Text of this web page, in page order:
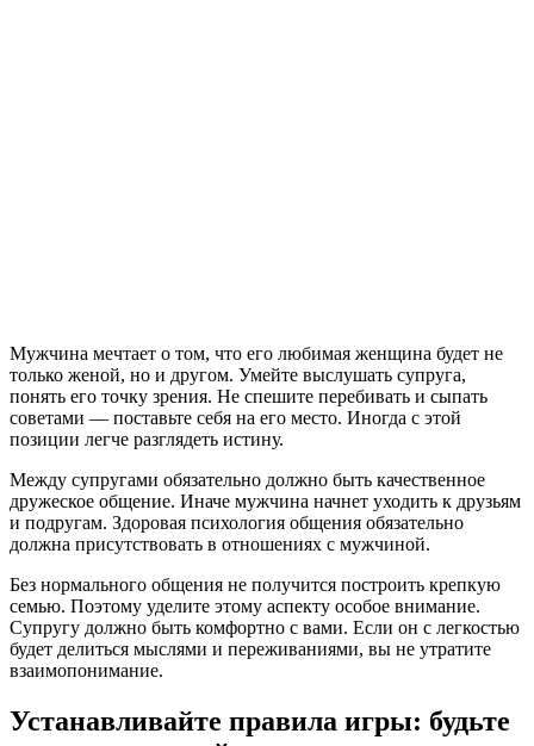
Мужчина мечтает о том, что его любимая женщина будет не
только женой, но и другом. Умейте выслушать супруга,
понять его точку зрения. Не спешите перебивать и сыпать
советами — поставьте себя на его место. Иногда с этой
позиции легче разглядеть истину.
Между супругами обязательно должно быть качественное
дружеское общение. Иначе мужчина начнет уходить к друзьям
и подругам. Здоровая психология общения обязательно
должна присутствовать в отношениях с мужчиной.
Без нормального общения не получится построить крепкую
семью. Поэтому уделите этому аспекту особое внимание.
Супругу должно быть комфортно с вами. Если он с легкостью
будет делиться мыслями и переживаниями, вы не утратите
взаимопонимание.
Устанавливайте правила игры: будьте